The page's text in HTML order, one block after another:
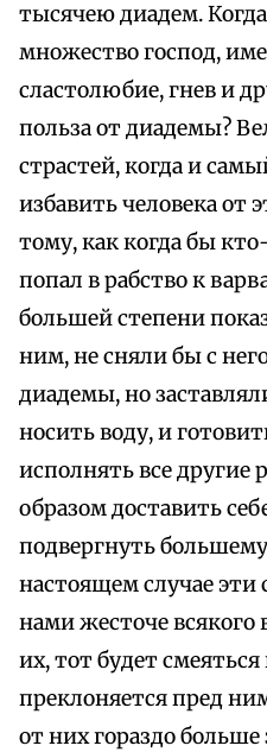
тысячею диадем.
множество господ,
сластолюбие, гнев и
польза от диадемы?
страстей, когда и
избавить человека от
тому, как когда бы
попал в рабство к
большей степени
ним, не сняли бы с
диадемы, но
носить воду, и
исполнять все
образом доставить
подвергнуть
настоящем случае эти
нами жесточе всякого
их, тот будет
преклоняется пред
от них гораздо больше